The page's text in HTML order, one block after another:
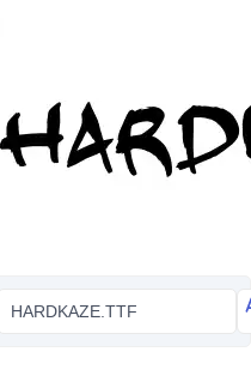
HARDKAZE.TTF